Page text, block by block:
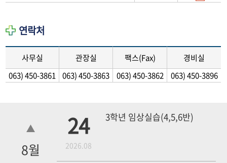
연락처
사무실 관장실 팩스(Fax)
경비실
063) 450-3861
063) 450-3863 063) 450-3862 063) 450-3896
8월
24
2026.08
3학년 임상실습(4,5,6반)